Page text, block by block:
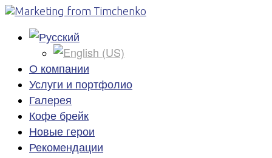
О компании
Услуги и портфолио
Галерея
Кофе брейк
Новые герои
Рекомендации